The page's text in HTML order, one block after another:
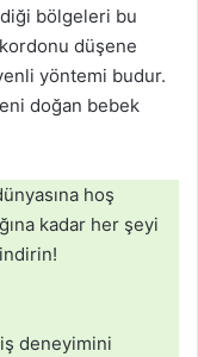
bölgeleri bu
düşene
yöntemi budur.
doğan bebek
hoş
kadar her şeyi
deneyimini